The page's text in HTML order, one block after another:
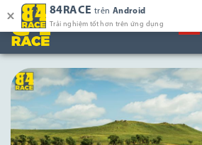
84RACE trên Android
Trải nghiệm tốt hơn trên ứng dụng